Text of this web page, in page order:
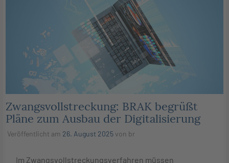
Zwangsvollstreckung: BRAK begrüßt
Pläne zum Ausbau der Digitalisierung
Veröffentlicht am 26. August 2025von br
Im Zwangsvollstreckungsverfahren müssen